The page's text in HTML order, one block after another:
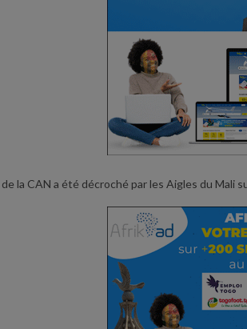
la CAN a été décroché par les Aigles du